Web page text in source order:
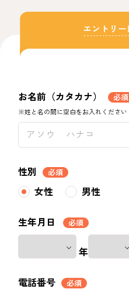
お名前（カタカナ） 必須
※姓と名の間に空白をお入れください
性別 必須
女性 男性
生年月日 必須
年
電話番号 必須